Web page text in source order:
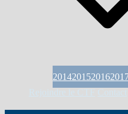
201420152016